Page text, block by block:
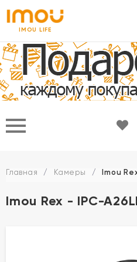
IMOU LIFE
Главная / Камеры / Imou
Imou Rex - IPC-